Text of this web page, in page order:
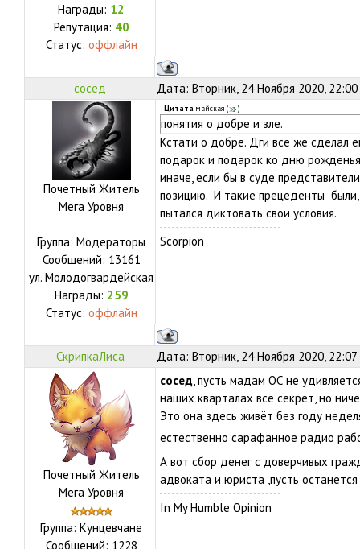
Награды: 12
Репутация: 40
Статус: оффлайн
сосед Дата: Вторник, 24 Ноября 2020,
Почетный Житель
Мега Уровня
Группа: Модераторы
Сообщений: 13161
ул. Молодогвардейская
Награды: 259
Статус: оффлайн
Цитата майская ( )
понятия о добре и зле.
Кстати о добре. Дги все же сделал
подарок и подарок ко дню
иначе, если бы в суде
позицию. И такие прецеденты были,
пытался диктовать свои условия.
Scorpion
СкрипкаЛиса Дата: Вторник, 24 Ноября 2020,
Почетный Житель
Мега Уровня
Группа: Кунцевчане
Сообщений: 1228
сосед, пусть мадам ОС не
наших кварталах всё секрет, но
Это она здесь живёт без году
естественно сарафанное радио
А вот сбор денег с доверчивых
адвоката и юриста ,пусть
In My Humble Opinion